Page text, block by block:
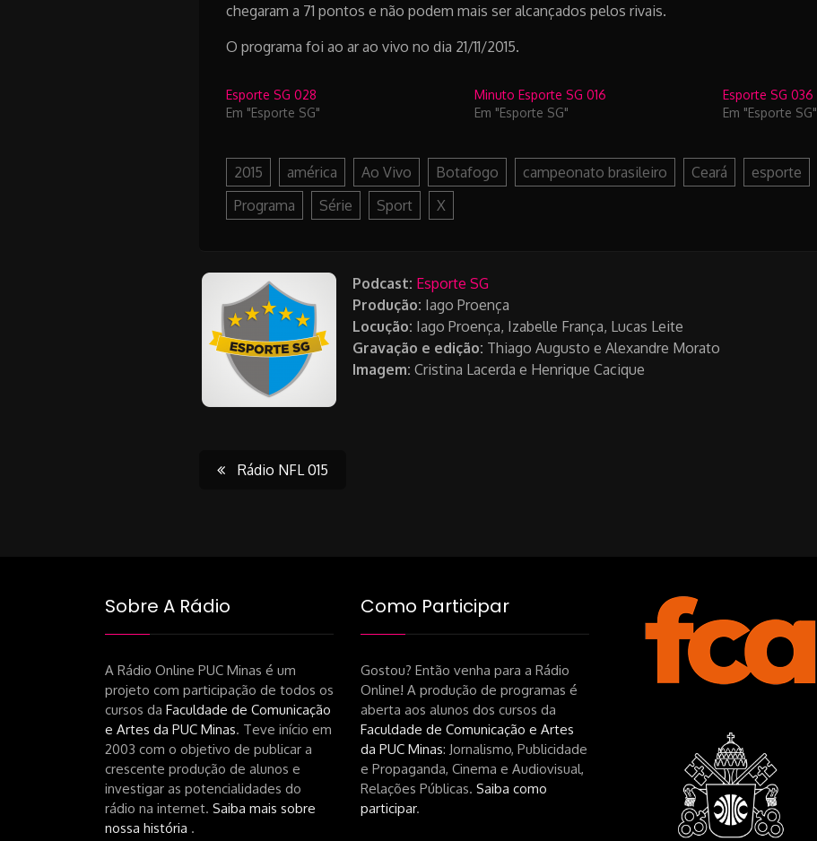
chegaram a 71 pontos e não podem mais ser alcançados pelos rivais.
O programa foi ao ar ao vivo no dia 21/11/2015.
Esporte SG 028
Em "Esporte SG"
Minuto Esporte SG 016
Em "Esporte SG"
Esporte SG 036
Em "Esporte SG"
2015 américa Ao Vivo Botafogo campeonato brasileiro Ceará esporte
Programa
Série Sport X
Podcast: Esporte SG
Produção: Iago Proença
Locução: Iago Proença, Izabelle França, Lucas Leite
Gravação e edição: Thiago Augusto e Alexandre Morato
Imagem: Cristina Lacerda e Henrique Cacique
Post
Rádio NFL 015
Sobre A Rádio
A Rádio Online PUC Minas é um
projeto com participação de todos os
cursos da Faculdade de Comunicação
e Artes da PUC Minas. Teve início em
2003 com o objetivo de publicar a
crescente produção de alunos e
investigar as potencialidades do
rádio na internet. Saiba mais sobre
nossa história .
Como Participar
Gostou? Então venha para a Rádio
Online! A produção de programas é
aberta aos alunos dos cursos da
Faculdade de Comunicação e Artes
da PUC Minas: Jornalismo, Publicidade
e Propaganda, Cinema e Audiovisual,
Relações Públicas. Saiba como
participar.